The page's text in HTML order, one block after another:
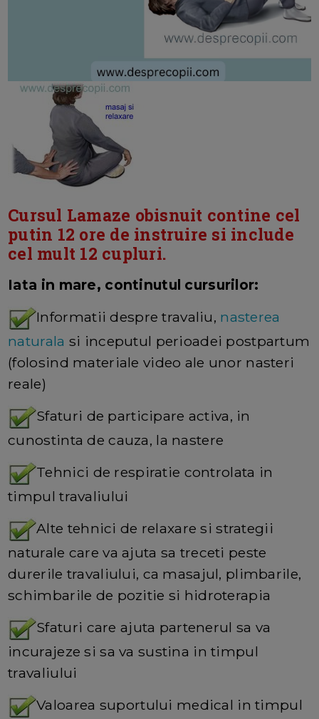
Cursul Lamaze obisnuit contine cel
putin 12 ore de instruire si include
cel mult 12 cupluri.
Iata in mare, continutul cursurilor:
Informatii despre travaliu, nasterea
naturala si inceputul perioadei postpartum
(folosind materiale video ale unor nasteri
reale)
Sfaturi de participare activa, in
cunostinta de cauza, la nastere
Tehnici de respiratie controlata in
timpul travaliului
Alte tehnici de relaxare si strategii
naturale care va ajuta sa treceti peste
durerile travaliului, ca masajul, plimbarile,
schimbarile de pozitie si hidroterapia
Sfaturi care ajuta partenerul sa va
incurajeze si sa va sustina in timpul
travaliului
Valoarea suportului medical in timpul